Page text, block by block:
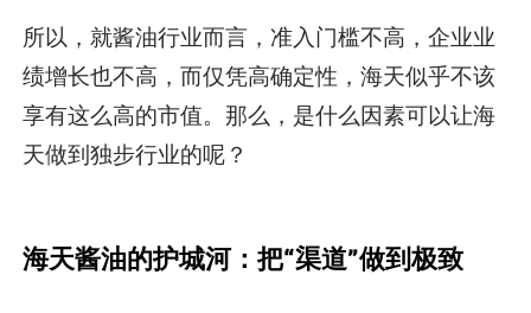
所以，就酱油行业而言，准入门槛不高，企业业
绩增长也不高，而仅凭高确定性，海天似乎不该
享有这么高的市值。那么，是什么因素可以让海
天做到独步行业的呢？
海天酱油的护城河：把“渠道”做到极致